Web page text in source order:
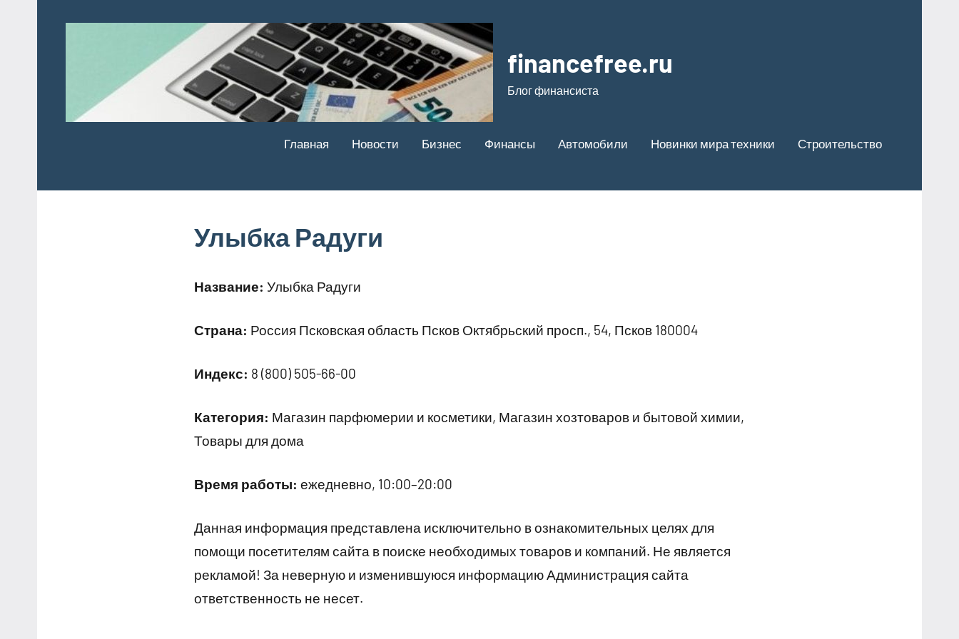
financefree.ru
Блог финансиста
Главная Новости Бизнес Финансы Автомобили Новинки мира техники Строительство
Улыбка Радуги
Название: Улыбка Радуги
Страна: Россия Псковская область Псков Октябрьский просп., 54, Псков 180004
Индекс: 8 (800) 505-66-00
Категория: Магазин парфюмерии и косметики, Магазин хозтоваров и бытовой химии,
Товары для дома
Время работы: ежедневно, 10:00–20:00
Данная информация представлена исключительно в ознакомительных целях для
помощи посетителям сайта в поиске необходимых товаров и компаний. Не является
рекламой! За неверную и изменившуюся информацию Администрация сайта
ответственность не несет.